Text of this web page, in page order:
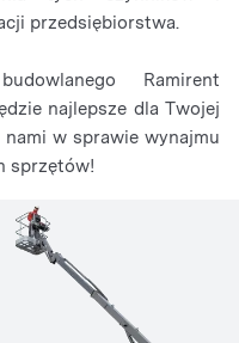
przedsiębiorstwa.
Ramirent
najlepsze dla Twojej
w sprawie wynajmu
sprzętów!